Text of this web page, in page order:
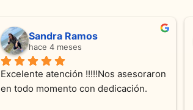
Sandra Ramos
hace 4 meses
Excelente atención !!!!!Nos asesoraron
en todo momento con dedicación.